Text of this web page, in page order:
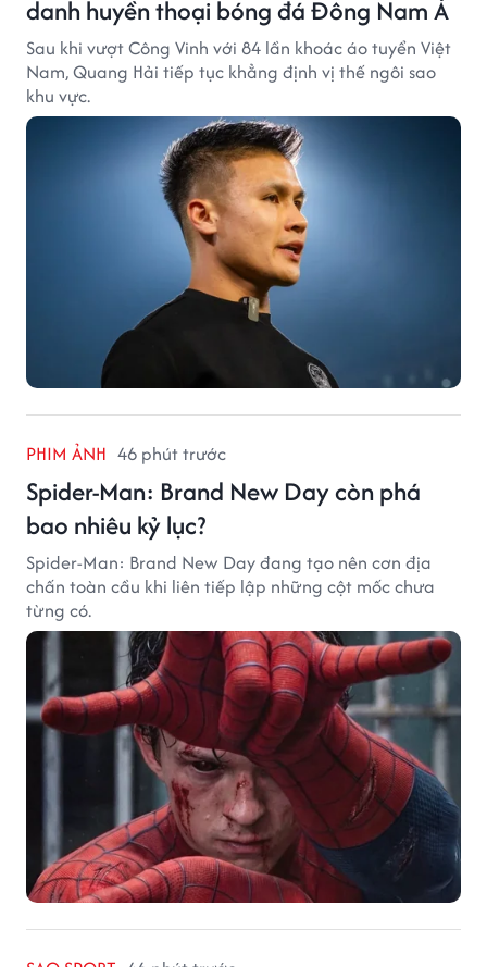
danh huyền thoại bóng đá Đông Nam Á
Sau khi vượt Công Vinh với 84 lần khoác áo tuyển Việt
Nam, Quang Hải tiếp tục khẳng định vị thế ngôi sao
khu vực.
PHIM ẢNH 46 phút trước
Spider-Man: Brand New Day còn phá
bao nhiêu kỷ lục?
Spider-Man: Brand New Day đang tạo nên cơn địa
chấn toàn cầu khi liên tiếp lập những cột mốc chưa
từng có.